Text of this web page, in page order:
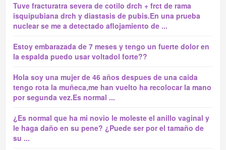
Tuve fracturatra severa de cotilo drch + frct de rama
isquipubiana drch y diastasis de pubis.En una prueba
nuclear se me a detectado aflojamiento de ...
Estoy embarazada de 7 meses y tengo un fuerte dolor en
la espalda puedo usar voltadol forte??
Hola soy una mujer de 46 años despues de una caida
tengo rota la muñeca,me han vuelto ha recolocar la mano
por segunda vez.Es normal ...
¿Es normal que ha mi novio le moleste el anillo vaginal y
le haga daño en su pene? ¿Puede ser por el tamaño de
su ...